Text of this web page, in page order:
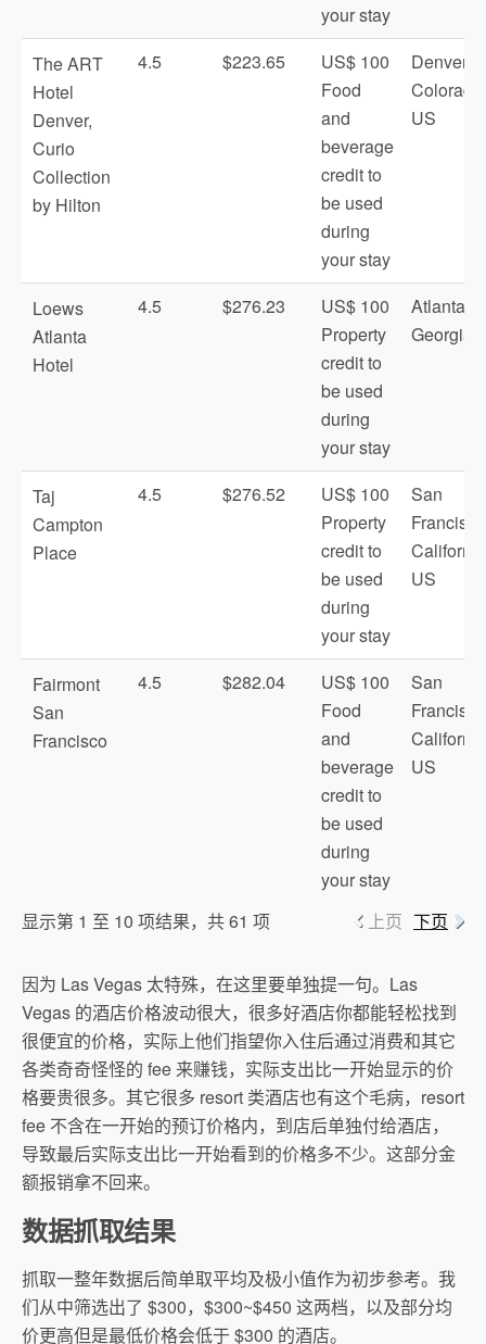
your stay
The ART
Hotel
Denver,
Curio
Collection
by Hilton
4.5 $223.65
US$ 100
Food
and
beverage
credit to
be used
during
your stay
Denver,
Colorado
US
Loews
Atlanta
Hotel
4.5 $276.23
US$ 100
Property
credit to
be used
during
your stay
Atlanta,
Georgia
Taj
Campton
Place
4.5 $276.52
US$ 100
Property
credit to
be used
during
your stay
San
California
US
Fairmont
San
Francisco
4.5 $282.04
US$ 100
Food
and
beverage
credit to
be used
during
your stay
San
California
US
显示第 1 至 10 项结果，共 61 项 上页 下页
因为 Las Vegas 太特殊，在这里要单独提一句。Las
Vegas 的酒店价格波动很大，很多好酒店你都能轻松找到
很便宜的价格，实际上他们指望你入住后通过消费和其它
各类奇奇怪怪的 fee 来赚钱，实际支出比一开始显示的价
格要贵很多。其它很多 resort 类酒店也有这个毛病，resort
fee 不含在一开始的预订价格内，到店后单独付给酒店，
导致最后实际支出比一开始看到的价格多不少。这部分金
额报销拿不回来。
数据抓取结果
抓取一整年数据后简单取平均及极小值作为初步参考。我
们从中筛选出了 $300，$300~$450 这两档，以及部分均
价更高但是最低价格会低于 $300 的酒店。